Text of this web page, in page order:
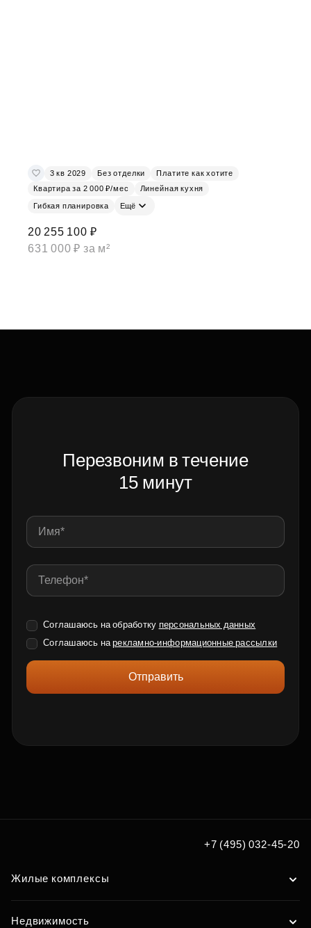
3 кв 2029 Без отделки
Платите как хотите
Квартира за 2 000 ₽/мес
Линейная кухня
Гибкая планировка Ещё
20 255 100 ₽
631 000 ₽ за м²
Перезвоним в течение
15 минут
Соглашаюсь на обработку персональных данных
Соглашаюсь нарекламно-информационные рассылки
Отправить
+7 (495) 032-45-20
Жилые комплексы
Недвижимость